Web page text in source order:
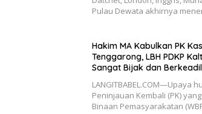
Pulau Dewata akhirnya
Hakim MA Kabulkan PK
Tenggarong, LBH PDKP
Sangat Bijak dan
LANGITBABEL.COM—Upaya
Peninjauan Kembali (PK)
Binaan Pemasyarakatan